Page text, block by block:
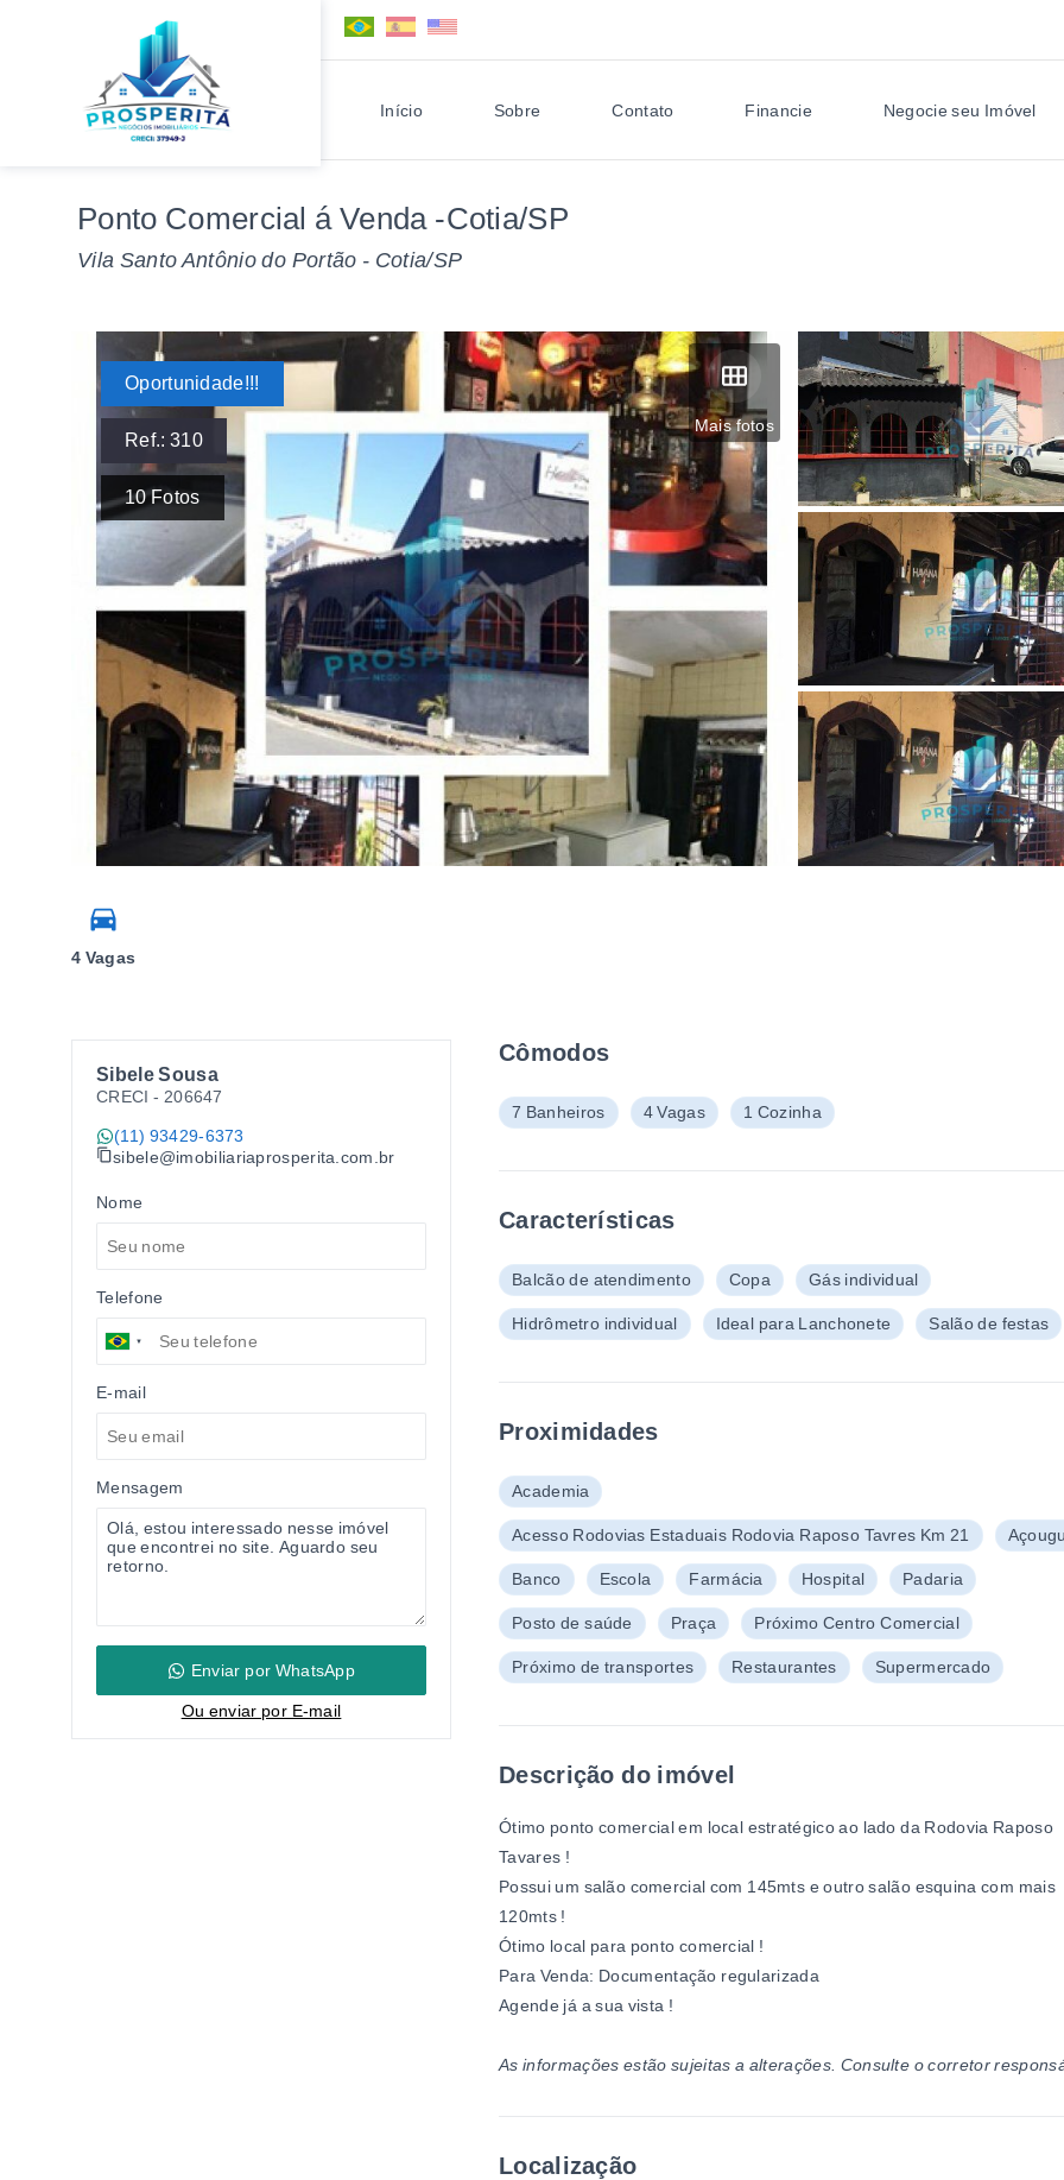
Início Sobre Contato Financie Negocie seu Imóvel
Ponto Comercial á Venda -Cotia/SP
Vila Santo Antônio do Portão - Cotia/SP
Mais fotos
Oportunidade!!!
Ref.:310
10Fotos
4 Vagas
Sibele Sousa
CRECI - 206647
(11) 93429-6373
sibele@imobiliariaprosperita.com.br
Nome
Telefone
E-mail
Mensagem
Enviar por WhatsApp
Ou enviar por E-mail
Cômodos
7 Banheiros 4 Vagas 1 Cozinha
Características
Balcão de atendimento Copa Gás individual
Hidrômetro individual Ideal para Lanchonete Salão de festas
Proximidades
Academia
Acesso Rodovias Estaduais Rodovia Raposo Tavres Km 21
Banco Escola Farmácia Hospital Padaria
Posto de saúde Praça Próximo Centro Comercial
Próximo de transportes Restaurantes Supermercado
Descrição do imóvel
Ótimo ponto comercial em local estratégico ao lado da Rodovia Raposo
Tavares !
Possui um salão comercial com 145mts e outro salão esquina com mais
120mts !
Ótimo local para ponto comercial !
Para Venda: Documentação regularizada
Agende já a sua vista !
As informações estão sujeitas a alterações. Consulte o corretor
Localização